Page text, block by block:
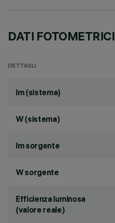
DATI FOTOMETRICI
DETTAGLI
lm (sistema)
W (sistema)
lm sorgente
W sorgente
Efficienza luminosa
(valore reale)